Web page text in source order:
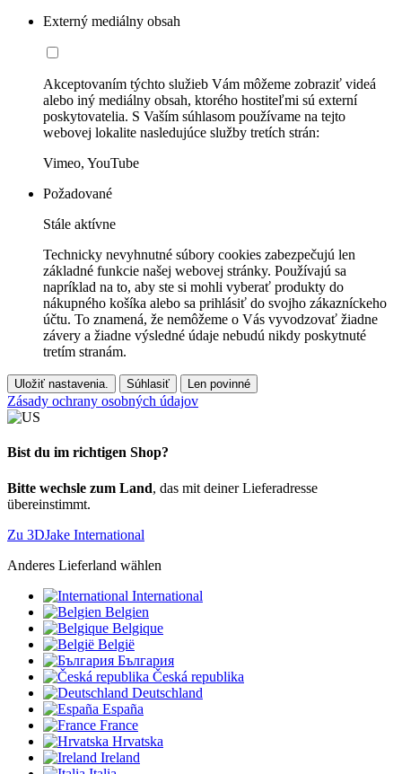
Externý mediálny obsah
Akceptovaním týchto služieb Vám môžeme zobraziť videá
alebo iný mediálny obsah, ktorého hostiteľmi sú externí
poskytovatelia. S Vaším súhlasom používame na tejto
webovej lokalite nasledujúce služby tretích strán:
Vimeo, YouTube
Požadované
Stále aktívne
Technicky nevyhnutné súbory cookies zabezpečujú len
základné funkcie našej webovej stránky. Používajú sa
napríklad na to, aby ste si mohli vyberať produkty do
nákupného košíka alebo sa prihlásiť do svojho zákazníckeho
účtu. To znamená, že nemôžeme o Vás vyvodzovať žiadne
závery a žiadne výsledné údaje nebudú nikdy poskytnuté
tretím stranám.
Uložiť nastavenia. Súhlasiť Len povinné
Zásady ochrany osobných údajov
Bist du im richtigen Shop?
Bitte wechsle zum Land, das mit deiner Lieferadresse
übereinstimmt.
Zu 3DJake International
Anderes Lieferland wählen
International
Belgien
Belgique
België
България
Česká republika
Deutschland
España
France
Hrvatska
Ireland